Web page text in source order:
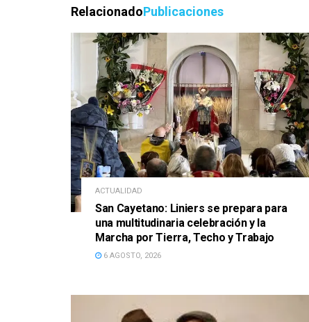
RelacionadoPublicaciones
ACTUALIDAD
San Cayetano: Liniers se prepara para
una multitudinaria celebración y la
Marcha por Tierra, Techo y Trabajo
6 AGOSTO, 2026